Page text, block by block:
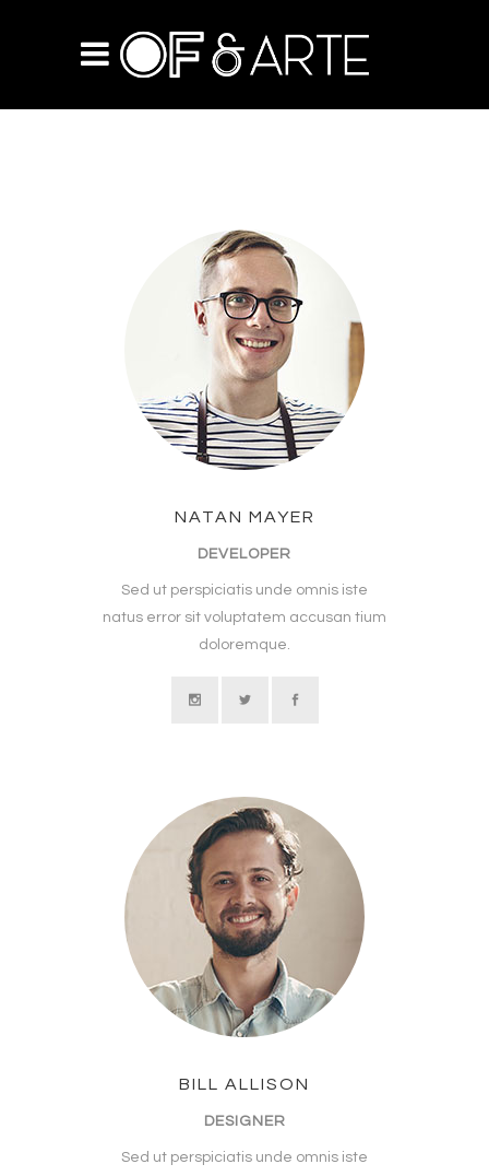
NATAN MAYER
DEVELOPER
Sed ut perspiciatis unde omnis iste
natus error sit voluptatem accusan tium
doloremque.
BILL ALLISON
DESIGNER
Sed ut perspiciatis unde omnis iste